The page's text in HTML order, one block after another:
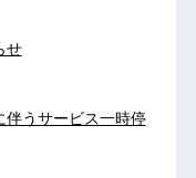
せ
伴うサービス一時停